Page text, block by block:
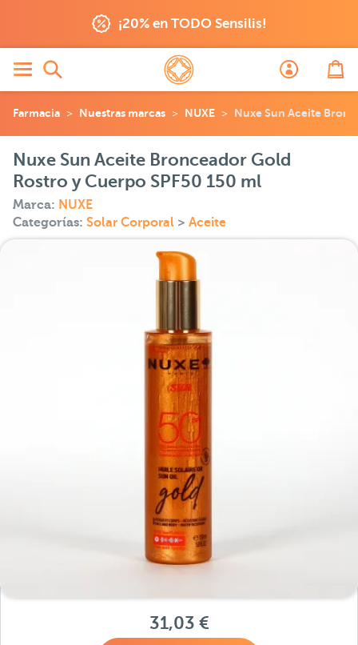
¡20% en TODO Sensilis!
Farmacia Nuestras marcas NUXE Nuxe Sun Aceite
Nuxe Sun Aceite Bronceador Gold
Rostro y Cuerpo SPF50 150 ml
Marca: NUXE
Categorías: Solar Corporal > Aceite
31,03 €